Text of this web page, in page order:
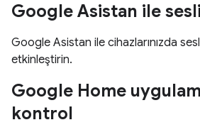
Google Asistan ile
Google Asistan ile cihazlarınızda
etkinleştirin.
Google Home
kontrol